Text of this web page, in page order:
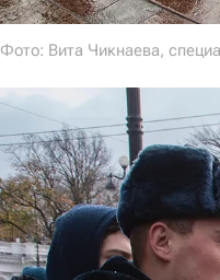
Фото: Вита Чикнаева,